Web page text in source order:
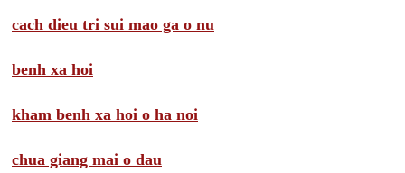
cach dieu tri sui mao ga o nu
benh xa hoi
kham benh xa hoi o ha noi
chua giang mai o dau